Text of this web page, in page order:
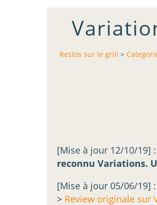
Restos sur le grill >
[Mise à jour 12/10/19] :
reconnu Variations.
[Mise à jour 05/06/19] :
> Review originale sur